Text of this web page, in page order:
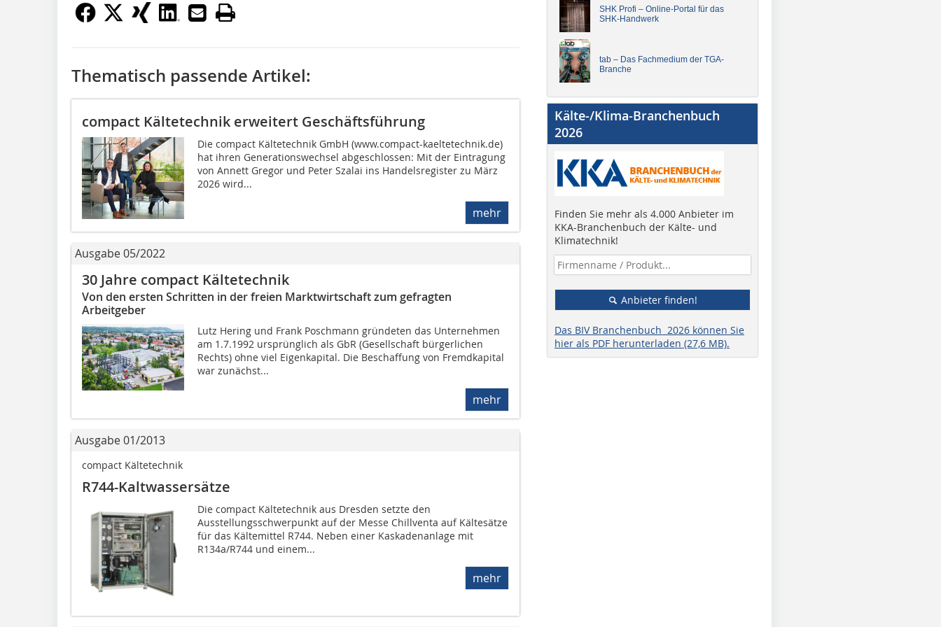
Thematisch passende Artikel:
compact Kältetechnik erweitert Geschäftsführung
Die compact Kältetechnik GmbH (www.compact-kaeltetechnik.de)
hat ihren Generationswechsel abgeschlossen: Mit der Eintragung
von Annett Gregor und Peter Szalai ins Handelsregister zu März
2026 wird...
mehr
Ausgabe 05/2022
30 Jahre compact Kältetechnik
Von den ersten Schritten in der freien Marktwirtschaft zum gefragten
Arbeitgeber
Lutz Hering und Frank Poschmann gründeten das Unternehmen
am 1.7.1992 ursprünglich als GbR (Gesellschaft bürgerlichen
Rechts) ohne viel Eigenkapital. Die Beschaffung von Fremdkapital
war zunächst...
mehr
Ausgabe 01/2013
compact Kältetechnik
R744-Kaltwassersätze
Die compact Kältetechnik aus Dresden setzte den
Ausstellungsschwerpunkt auf der Messe Chillventa auf Kältesätze
für das Kältemittel R744. Neben einer Kaskadenanlage mit
R134a/R744 und einem...
mehr
SHK Profi – Online-Portal für das
SHK-Handwerk
tab – Das Fachmedium der TGA-
Branche
Kälte-/Klima-Branchenbuch
2026
Finden Sie mehr als 4.000 Anbieter im
KKA-Branchenbuch der Kälte- und
Klimatechnik!
Anbieter finden!
Das BIV Branchenbuch 2026 können Sie
hier als PDF herunterladen (27,6 MB).